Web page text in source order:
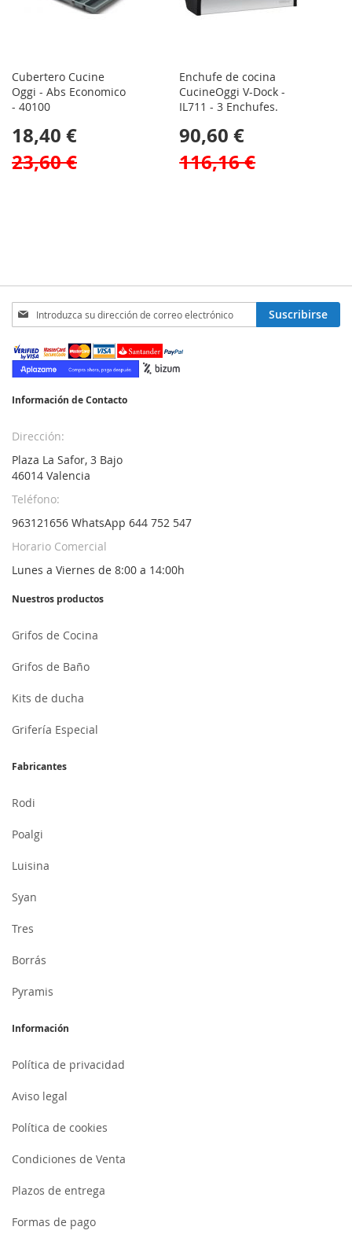
Cubertero Cucine
Oggi - Abs Economico
- 40100
18,40 €
23,60 €
Enchufe de cocina
CucineOggi V-Dock -
IL711 - 3 Enchufes.
90,60 €
116,16 €
Inscríbase
a
nuestro
boletín
de
Suscribirse
Información de Contacto
Dirección:
Plaza La Safor, 3 Bajo
46014 Valencia
Teléfono:
963121656 WhatsApp 644 752 547
Horario Comercial
Lunes a Viernes de 8:00 a 14:00h
Nuestros productos
Grifos de Cocina
Grifos de Baño
Kits de ducha
Grifería Especial
Fabricantes
Rodi
Poalgi
Luisina
Syan
Tres
Borrás
Pyramis
Información
Política de privacidad
Aviso legal
Política de cookies
Condiciones de Venta
Plazos de entrega
Formas de pago